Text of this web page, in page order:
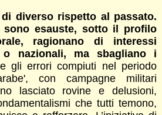
di diverso rispetto al passato.
sono esauste, sotto il profilo
ragionano di interessi
o nazionali, ma sbagliano i
gli errori compiuti nel periodo
con campagne militari
lasciato rovine e delusioni,
che tutti temono,